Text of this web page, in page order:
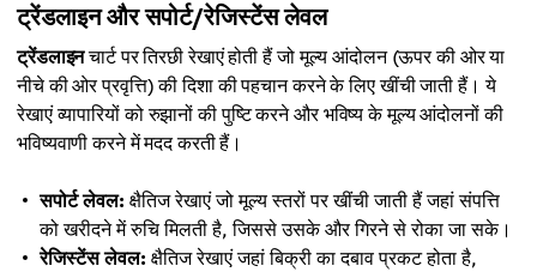
ट्रेंडलाइन और सपोर्ट/रेजिस्टेंस लेवल
ट्रेंडलाइनचार्ट पर तिरछी रेखाएं होती हैं जो मूल्य आंदोलन (ऊपर की ओर या
नीचे की ओर प्रवृत्ति) की दिशा की पहचान करने के लिए खींची जाती हैं। ये
रेखाएं व्यापारियों को रुझानों की पुष्टि करने और भविष्य के मूल्य आंदोलनों की
भविष्यवाणी करने में मदद करती हैं।
सपोर्ट लेवल: क्षैतिज रेखाएं जो मूल्य स्तरों पर खींची जाती हैं जहां संपत्ति
को खरीदने में रुचि मिलती है, जिससे उसके और गिरने से रोका जा सके।
रेजिस्टेंस लेवल: क्षैतिज रेखाएं जहां बिक्री का दबाव प्रकट होता है,